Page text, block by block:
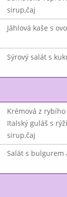
sirup,čaj
Jáhlová kaše s
Sýrový salát s
Krémová z
Italský guláš s rýží
sirup,čaj
Salát s bulgurem